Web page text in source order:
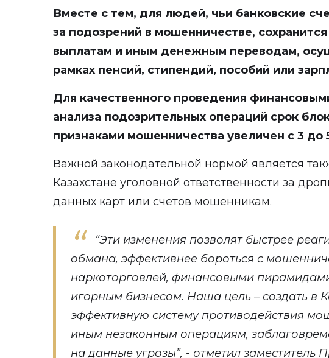
Вместе с тем, для людей, чьи банковские
за подозрений в мошенничестве,
выплатам и иным денежным переводам,
рамках пенсий, стипендий, пособий или
Для качественного проведения
анализа подозрительных операций срок
признаками мошенничества увеличен с 3 до
Важной законодательной нормой является
Казахстане уголовной ответственности за
данных карт или счетов мошенникам.
“Эти изменения позволят быстрее
обмана, эффективнее бороться с
наркоторговлей, финансовыми
игорным бизнесом. Наша цель – создать в
эффективную систему противодействия
иным незаконным операциям,
на данные угрозы”, - отметил заместитель